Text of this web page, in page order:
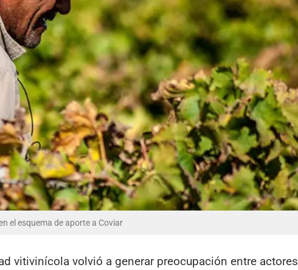
el esquema de aporte a Coviar
vitivinícola volvió a generar preocupación entre actores